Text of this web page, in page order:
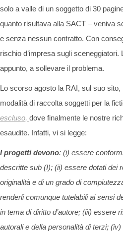
solo a valle di un soggetto di 30
quanto risultava alla SACT – veniva
e senza nessun contratto. Con
rischio d’impresa sugli sceneggiatori.
appunto, a sollevare il problema.
Lo scorso agosto la RAI, sul suo sito,
modalità di raccolta soggetti per la
escluso, dove finalmente le nostre
esaudite. Infatti, vi si legge:
I progetti devono: (i) essere
descritte sub (I); (ii) essere dotati dei
originalità e di un grado di
renderli comunque tutelabili ai sensi
in tema di diritto d’autore; (iii) essere
autorali e della personalità di terzi;